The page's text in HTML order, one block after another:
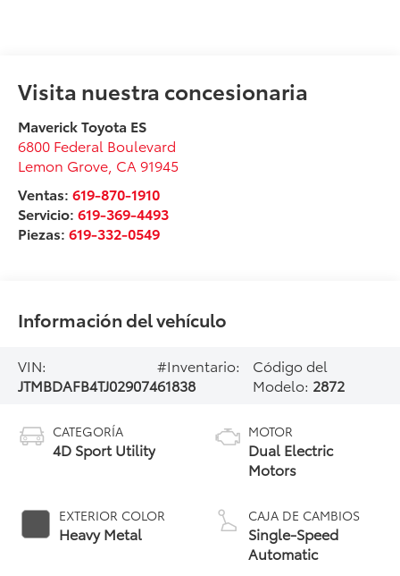
Visita nuestra concesionaria
Maverick Toyota ES
6800 Federal Boulevard
Lemon Grove CA 91945
Ventas:619-870-1910
Servicio:619-369-4493
Piezas:619-332-0549
Información del vehículo
VIN:
JTMBDAFB4TJ029074
#Inventario:
61838
Código del
Modelo: 2872
CATEGORÍA
4D Sport Utility
EXTERIOR COLOR
Heavy Metal
MOTOR
Dual Electric
Motors
CAJA DE CAMBIOS
Single-Speed
Automatic